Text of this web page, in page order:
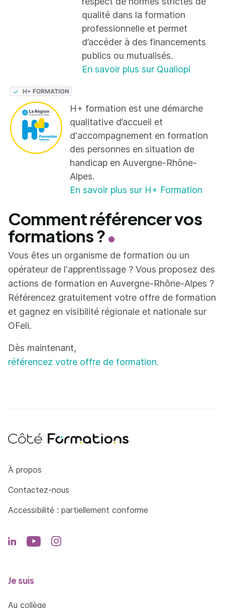
qualité dans la formation
professionnelle et permet
d’accéder à des financements
publics ou mutualisés.
En savoir plus sur Qualiopi
H+ formation est une démarche
qualitative d’accueil et
d'accompagnement en formation
des personnes en situation de
handicap en Auvergne-Rhône-
Alpes.
En savoir plus sur H+ Formation
Comment référencer vos
formations ?
Vous êtes un organisme de formation ou un
opérateur de l'apprentissage ? Vous proposez des
actions de formation en Auvergne-Rhône-Alpes ?
Référencez gratuitement votre offre de formation
et gagnez en visibilité régionale et nationale sur
OFeli.
Dès maintenant,
référencez votre offre de formation.
Côté Formations
À propos
Contactez-nous
Accessibilité : partiellement conforme
Je suis
Au collège